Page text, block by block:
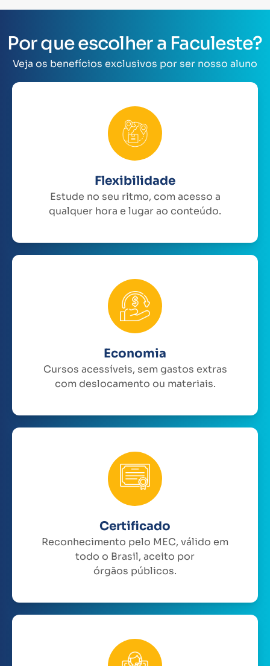
Por que escolher a Faculeste?
Veja os benefícios exclusivos por ser nosso aluno
Flexibilidade
Estude no seu ritmo, com acesso a
qualquer hora e lugar ao conteúdo.
Economia
Cursos acessíveis, sem gastos extras
com deslocamento ou materiais.
Certificado
Reconhecimento pelo MEC, válido em
todo o Brasil, aceito por
órgãos públicos.